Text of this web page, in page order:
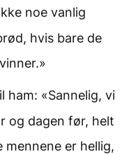
noe vanlig
hvis bare de
ham: «Sannelig, vi
og dagen før, helt
er hellig,